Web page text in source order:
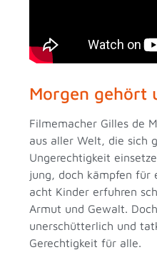
Morgen gehört
Filmemacher Gilles de
aus aller Welt, die sich
Ungerechtigkeit
jung, doch kämpfen für
acht Kinder erfuhren
Armut und Gewalt.
unerschütterlich und
Gerechtigkeit für alle.